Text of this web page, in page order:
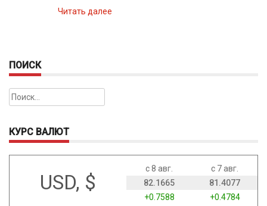
Читать далее
ПОИСК
Найти:
КУРС ВАЛЮТ
USD, $
с 8 авг.
с 7 авг.
82.1665
81.4077
+0.7588
+0.4784